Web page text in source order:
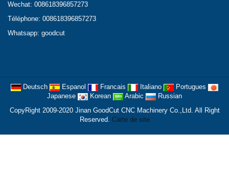
Wechat: 008618396857273
Téléphone: 008618396857273
Whatsapp: goodcut
Deutsch Espanol Francais Italiano
Portugues
Japanese
Korean Arabic
Russian
CopyRight 2009-2020 Jinan GoodCut CNC Machinery Co.,Ltd. All Right
Reserved. Carte de site